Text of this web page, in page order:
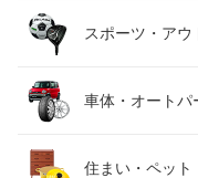
バッグ・小物・
靴
腕時計
ワイン
日本酒・焼酎
おもちゃ
家電
TV・オーディオ
スマートフォン
スポーツ・アウ
スポーツ・アウ
ゴルフ
車体・オートパ
車用品・バイク
住まい・ペット